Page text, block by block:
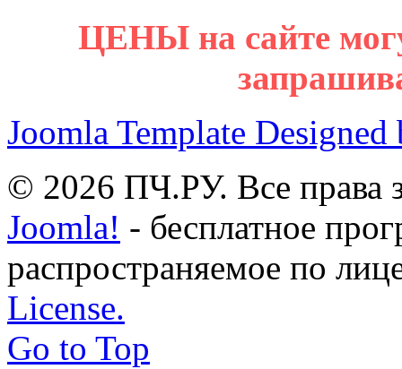
ЦЕНЫ на сайте
Joomla Template Designed
© 2026 ПЧ.РУ. Все права
Joomla! - бесплатное
распространяемое по
License.
Go to Top